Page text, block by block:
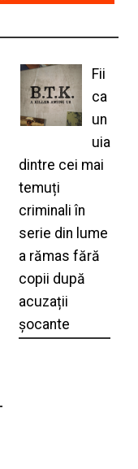
Fii
ca
un
uia
dintre cei mai
temuți
criminali în
serie din lume
a rămas fără
copii după
acuzații
șocante